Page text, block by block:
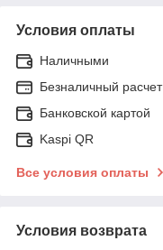
Условия оплаты
Наличными
Безналичный расчет
Банковской картой
Kaspi QR
Все условия оплаты
Условия возврата